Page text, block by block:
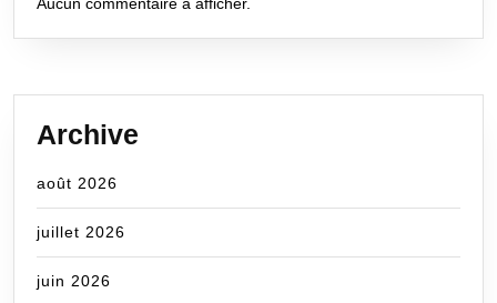
Aucun commentaire à afficher.
Archive
août 2026
juillet 2026
juin 2026